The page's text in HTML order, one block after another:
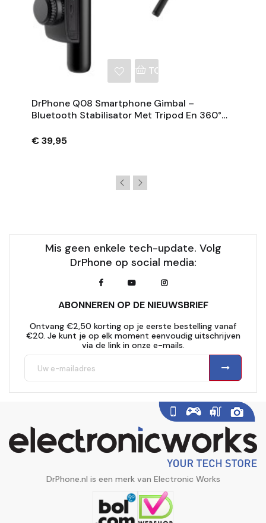
TOEVOEGEN AAN
DrPhone Q08 Smartphone Gimbal –
Bluetooth Stabilisator Met Tripod En 360°
€ 39,95
Mis geen enkele tech-update. Volg
DrPhone op social media:
ABONNEREN OP DE NIEUWSBRIEF
Ontvang €2,50 korting op je eerste bestelling vanaf
€20. Je kunt je op elk moment eenvoudig uitschrijven
via de link in onze e-mails.
DrPhone.nl is een merk van Electronic Works